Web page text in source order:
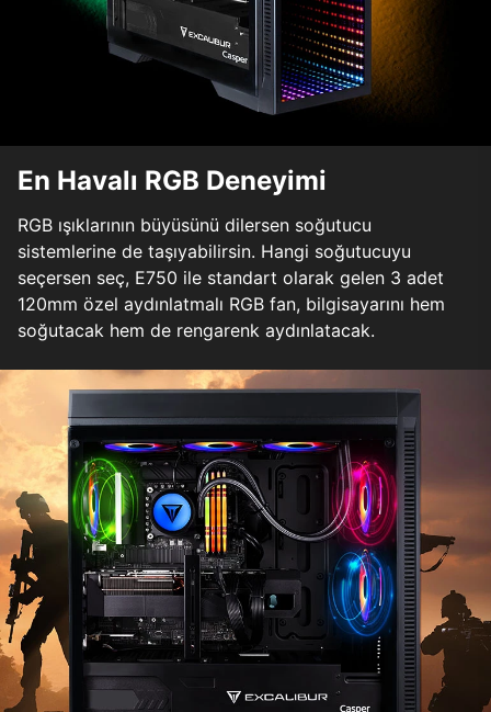
En Havalı RGB Deneyimi
RGB ışıklarının büyüsünü dilersen soğutucu
sistemlerine de taşıyabilirsin. Hangi soğutucuyu
seçersen seç, E750 ile standart olarak gelen 3 adet
120mm özel aydınlatmalı RGB fan, bilgisayarını hem
soğutacak hem de rengarenk aydınlatacak.